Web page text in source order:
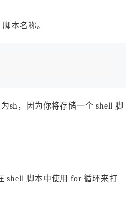
本名称。
sh，因为你将存储一个 shell 脚
shell 脚本中使用 for 循环来打